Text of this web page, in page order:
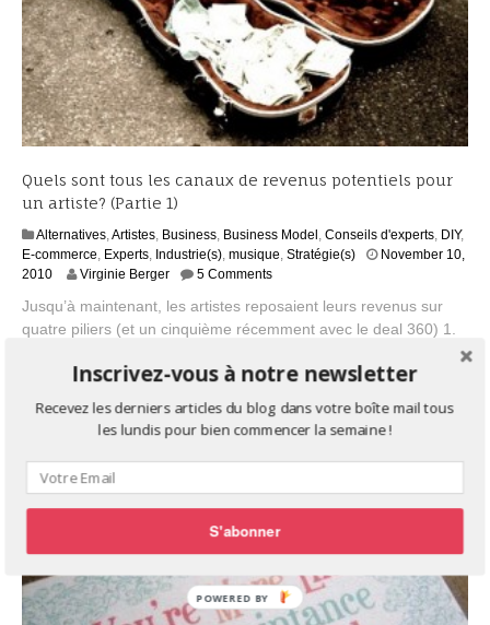
Quels sont tous les canaux de revenus potentiels pour
un artiste? (Partie 1)
Alternatives Artistes Business Business Model Conseils d'experts DIY,
E-commerce Experts Industrie(s) musique Stratégie(s)
November 10,
2010J
l
y
2
Virginie Berger 5 Comments
Jusqu’à maintenant, les artistes reposaient leurs revenus sur
quatre piliers (et un cinquième récemment avec le deal 360) 1.
Les tournées Les tournées sont extrêmement importantes, pour
l’artiste comme le public. La raison d’être d’une majorité des
public. Le public continue à payer pour […]
Inscrivez-vous à notre newsletter
Recevez les derniers articles du blog dans votre boîte mail tous
les lundis pour bien commencer la semaine !
S'abonner